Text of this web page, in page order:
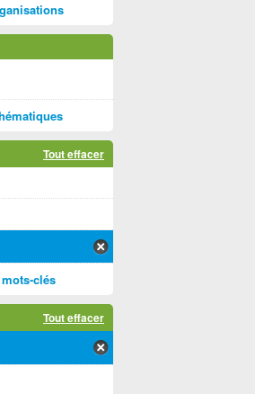
Tout effacer
clés
Tout effacer